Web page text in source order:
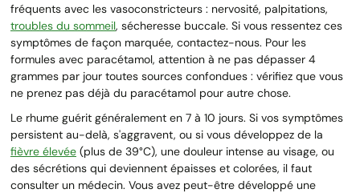
fréquents avec les vasoconstricteurs : nervosité, palpitations,
troubles du sommeil, sécheresse buccale. Si vous ressentez ces
symptômes de façon marquée, contactez-nous. Pour les
formules avec paracétamol, attention à ne pas dépasser 4
grammes par jour toutes sources confondues : vérifiez que vous
ne prenez pas déjà du paracétamol pour autre chose.
Le rhume guérit généralement en 7 à 10 jours. Si vos symptômes
persistent au-delà, s'aggravent, ou si vous développez de la
fièvre élevée (plus de 39°C), une douleur intense au visage, ou
des sécrétions qui deviennent épaisses et colorées, il faut
consulter un médecin. Vous avez peut-être développé une